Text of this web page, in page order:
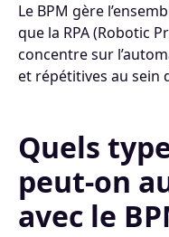
Le BPM gère
que la RPA (Robotic
concentre sur
et répétitives au sein
Quels
peut-on
avec le